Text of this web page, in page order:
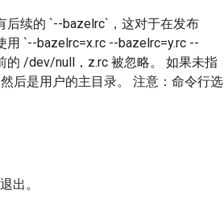
后续的 `--bazelrc`，这对于在发布
`--bazelrc=x.rc --bazelrc=y.rc --
的 /dev/null，z.rc 被忽略。 如果未指
后是用户的主目录。 注意：命令行选
出。